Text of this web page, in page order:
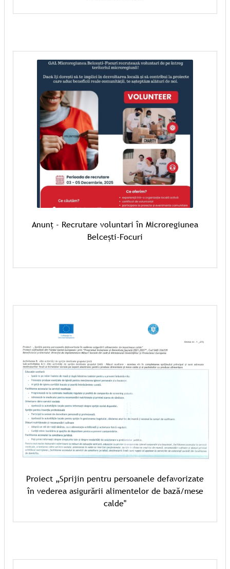
Anunț - Recrutare voluntari în Microregiunea
Belcești-Focuri
Proiect „Sprijin pentru persoanele defavorizate
în vederea asigurării alimentelor de bază/mese
calde"